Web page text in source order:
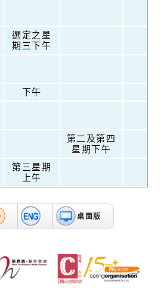
選定之星
期三下午
下午
第二及第四
星期下午
第三星期
上午
桌面版